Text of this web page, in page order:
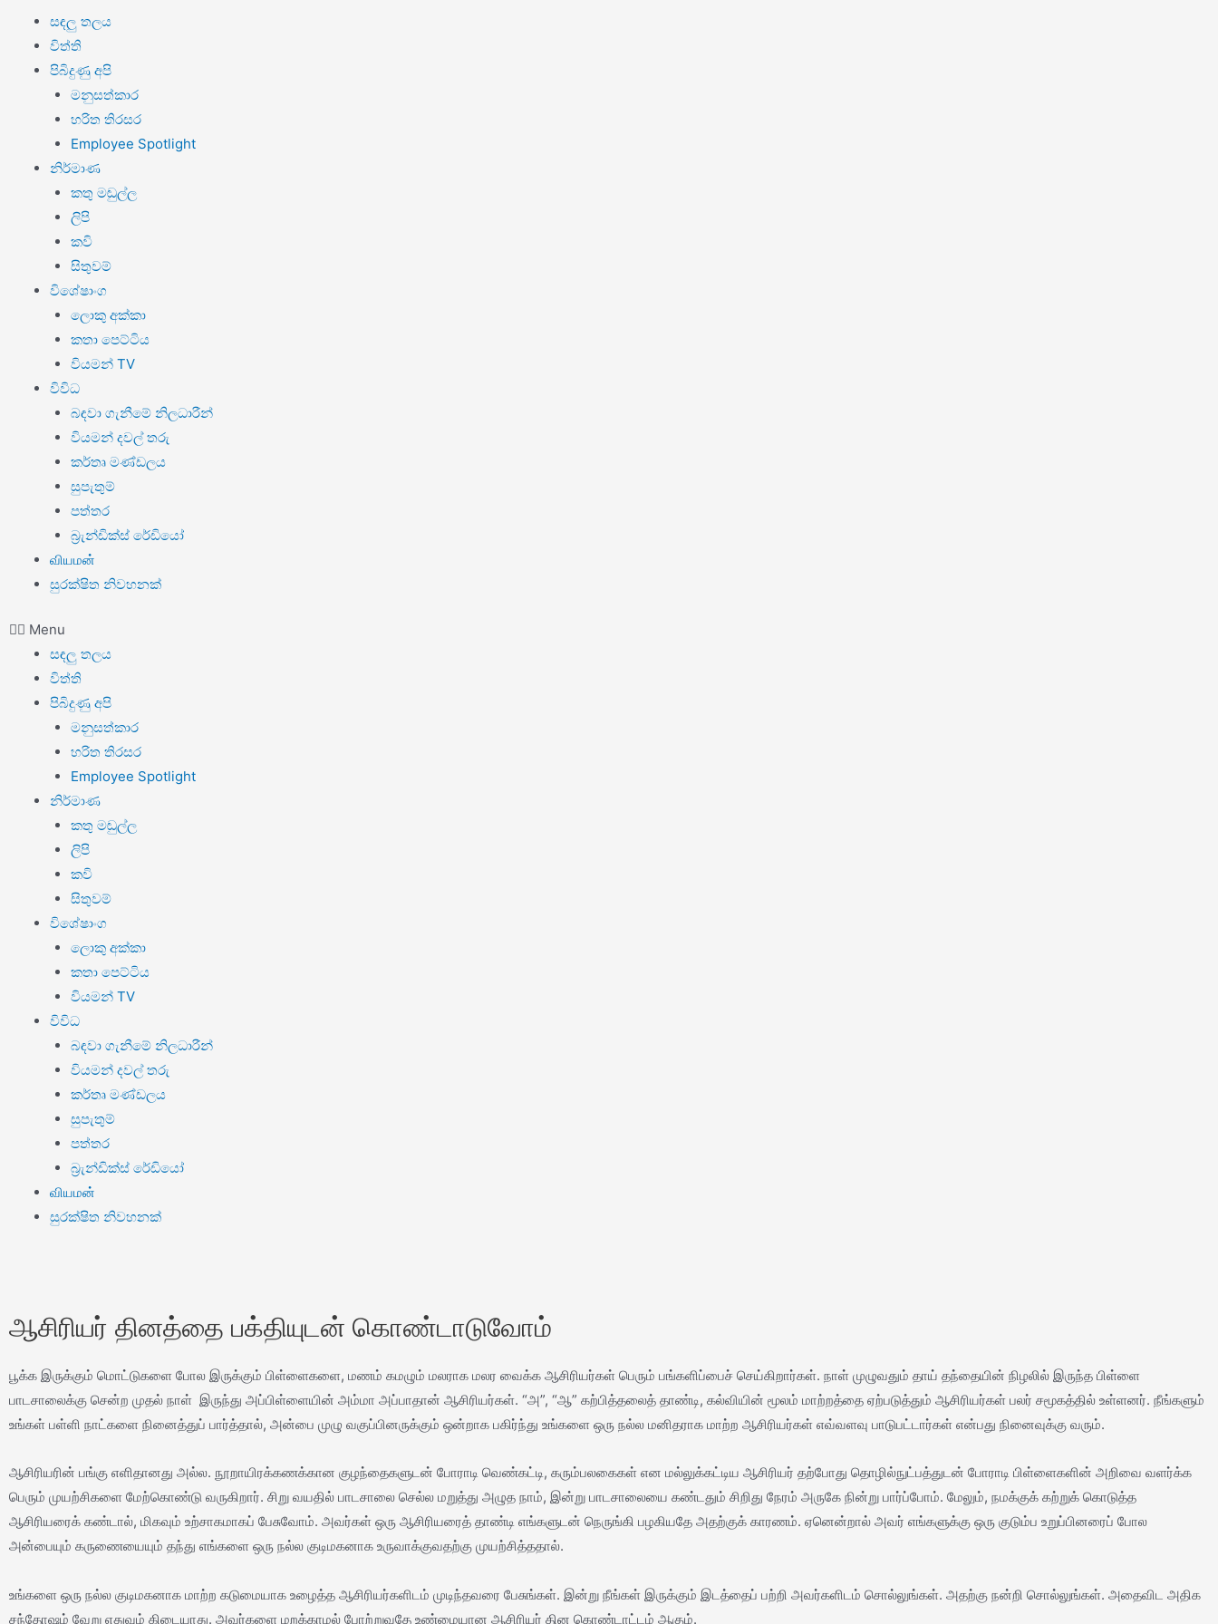
සඳලු තලය
විත්ති
පිබිදුණු අපි
මනුසත්කාර
හරිත තිරසර
Employee Spotlight
නිර්මාණ
කතු මඬුල්ල
ලිපි
කවි
සිතුවම්
විශේෂාංග
ලොකු අක්කා
කතා පෙට්ටිය
වියමන් TV
විවිධ
බඳවා ගැනීමේ නිලධාරීන්
වියමන් දවල් තරු
කර්තෘ මණ්ඩලය
සුපැතුම්
පත්තර
බ්‍රැන්ඩික්ස් රේඩියෝ
வியமன்
සුරක්ෂිත නිවහනක්
Menu
සඳලු තලය
විත්ති
පිබිදුණු අපි
මනුසත්කාර
හරිත තිරසර
Employee Spotlight
නිර්මාණ
කතු මඬුල්ල
ලිපි
කවි
සිතුවම්
විශේෂාංග
ලොකු අක්කා
කතා පෙට්ටිය
වියමන් TV
විවිධ
බඳවා ගැනීමේ නිලධාරීන්
වියමන් දවල් තරු
කර්තෘ මණ්ඩලය
සුපැතුම්
පත්තර
බ්‍රැන්ඩික්ස් රේඩියෝ
வியமன்
සුරක්ෂිත නිවහනක්
ஆசிரியர் தினத்தை பக்தியுடன் கொண்டாடுவோம்
பூக்க இருக்கும் மொட்டுகளை போல இருக்கும் பிள்ளைகளை, மணம் கமழும் மலராக மலர வைக்க ஆசிரியர்கள் பெரும் பங்களிப்பைச் செய்கிறார்கள். நாள் முழுவதும் தாய் தந்தையின் நிழலில் இருந்த பிள்ளை
பாடசாலைக்கு சென்ற முதல் நாள் இருந்து அப்பிள்ளையின் அம்மா அப்பாதான் ஆசிரியர்கள். “அ”, “ஆ” கற்பித்தலைத் தாண்டி, கல்வியின் மூலம் மாற்றத்தை ஏற்படுத்தும் ஆசிரியர்கள் பலர் சமூகத்தில் உள்ளனர். நீங்களும்
உங்கள் பள்ளி நாட்களை நினைத்துப் பார்த்தால், அன்பை முழு வகுப்பினருக்கும் ஒன்றாக பகிர்ந்து உங்களை ஒரு நல்ல மனிதராக மாற்ற ஆசிரியர்கள் எவ்வளவு பாடுபட்டார்கள் என்பது நினைவுக்கு வரும்.
ஆசிரியரின் பங்கு எளிதானது அல்ல. நூறாயிரக்கணக்கான குழந்தைகளுடன் போராடி வெண்கட்டி, கரும்பலகைகள் என மல்லுக்கட்டிய ஆசிரியர் தற்போது தொழில்நுட்பத்துடன் போராடி பிள்ளைகளின் அறிவை வளர்க்க
பெரும் முயற்சிகளை மேற்கொண்டு வருகிறார். சிறு வயதில் பாடசாலை செல்ல மறுத்து அழுத நாம், இன்று பாடசாலையை கண்டதும் சிறிது நேரம் அருகே நின்று பார்ப்போம். மேலும், நமக்குக் கற்றுக் கொடுத்த
ஆசிரியரைக் கண்டால், மிகவும் உற்சாகமாகப் பேசுவோம். அவர்கள் ஒரு ஆசிரியரைத் தாண்டி எங்களுடன் நெருங்கி பழகியதே அதற்குக் காரணம். ஏனென்றால் அவர் எங்களுக்கு ஒரு குடும்ப உறுப்பினரைப் போல
அன்பையும் கருணையையும் தந்து எங்களை ஒரு நல்ல குடிமகனாக உருவாக்குவதற்கு முயற்சித்ததால்.
உங்களை ஒரு நல்ல குடிமகனாக மாற்ற கடுமையாக உழைத்த ஆசிரியர்களிடம் முடிந்தவரை பேசுங்கள். இன்று நீங்கள் இருக்கும் இடத்தைப் பற்றி அவர்களிடம் சொல்லுங்கள். அதற்கு நன்றி சொல்லுங்கள். அதைவிட அதிக
சந்தோஷம் வேறு எதுவும் கிடையாது. அவர்களை மறக்காமல் போற்றுவதே உண்மையான ஆசிரியர் தின கொண்டாட்டம் ஆகும்.